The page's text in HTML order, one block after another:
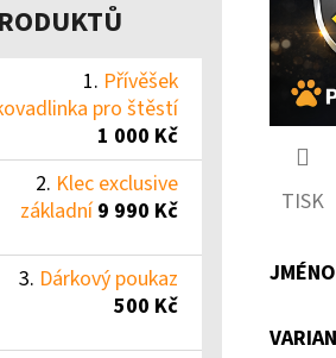
Přívěšek
pro štěstí
1 000 Kč
Klec exclusive
základní 9 990 Kč
Dárkový poukaz
500 Kč
TISK